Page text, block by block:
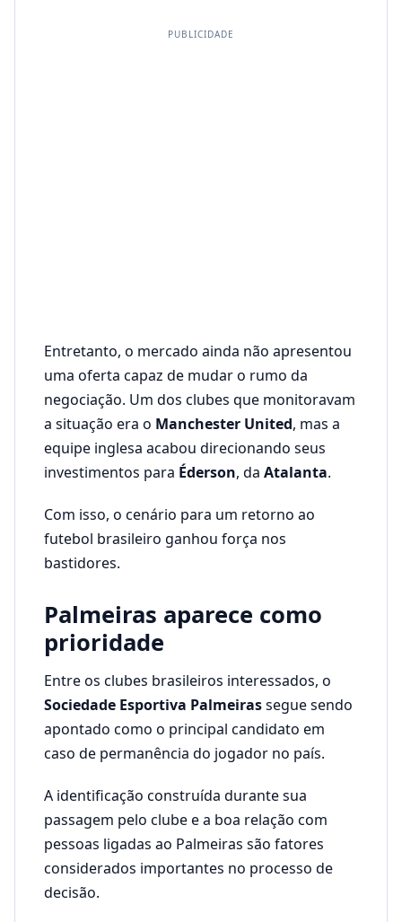
PUBLICIDADE
Entretanto, o mercado ainda não apresentou
uma oferta capaz de mudar o rumo da
negociação. Um dos clubes que monitoravam
a situação era o Manchester United, mas a
equipe inglesa acabou direcionando seus
investimentos para Éderson, da Atalanta.
Com isso, o cenário para um retorno ao
futebol brasileiro ganhou força nos
bastidores.
Palmeiras aparece como
prioridade
Entre os clubes brasileiros interessados, o
Sociedade Esportiva Palmeirassegue sendo
apontado como o principal candidato em
caso de permanência do jogador no país.
A identificação construída durante sua
passagem pelo clube e a boa relação com
pessoas ligadas ao Palmeiras são fatores
considerados importantes no processo de
decisão.